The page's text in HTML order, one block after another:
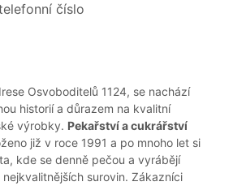
číslo
Osvoboditelů 1124, se nachází
historií a důrazem na kvalitní
výrobky. Pekařství a cukrářství
již v roce 1991 a po mnoho let si
kde se denně pečou a vyrábějí
surovin. Zákazníci